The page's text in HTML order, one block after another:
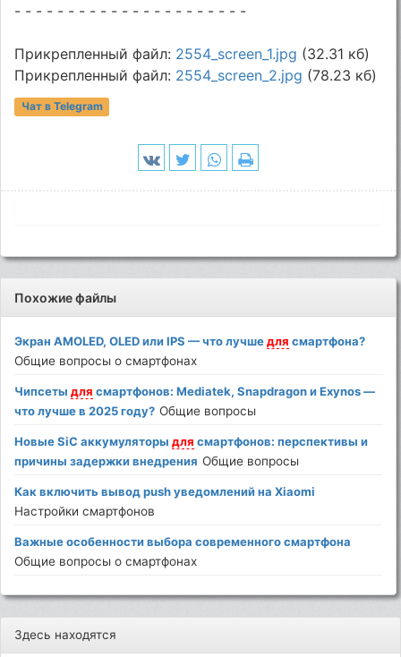
- - - - - - - - - - - - - - - - - - - - - -
Прикрепленный файл: 2554_screen_1.jpg (32.31 кб)
Прикрепленный файл: 2554_screen_2.jpg (78.23 кб)
Чат в Telegram
Похожие файлы
Экран AMOLED, OLED или IPS — что лучшедля смартфона?
Общие вопросы о смартфонах
Чипсетыдля смартфонов: Mediatek, Snapdragon и Exynos —
что лучше в 2025 году? Общие вопросы
Новые SiC аккумуляторыдля смартфонов: перспективы и
причины задержки внедрения Общие вопросы
Как включить вывод push уведомлений на Xiaomi
Настройки смартфонов
Важные особенности выбора современного смартфона
Общие вопросы о смартфонах
Здесь находятся